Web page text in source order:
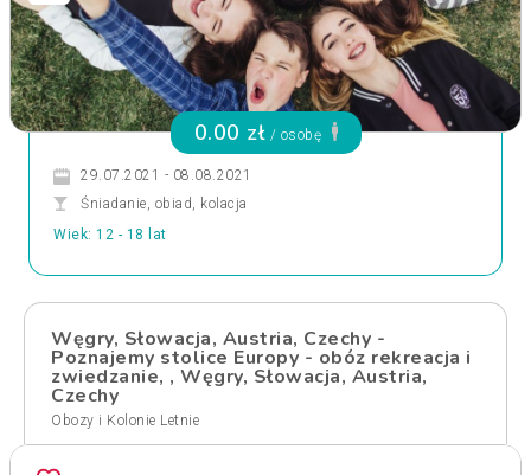
0.00 zł / osobę
29.07.2021 - 08.08.2021
Śniadanie, obiad, kolacja
Wiek: 12 - 18 lat
Węgry, Słowacja, Austria, Czechy -
Poznajemy stolice Europy - obóz rekreacja i
zwiedzanie, , Węgry, Słowacja, Austria,
Czechy
Obozy i Kolonie Letnie